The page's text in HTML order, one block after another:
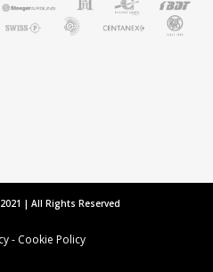
| All Rights Reserved
- Cookie Policy